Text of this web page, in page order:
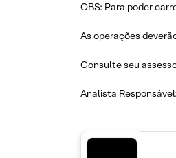
OBS: Para poder
As operações
Consulte seu
Analista